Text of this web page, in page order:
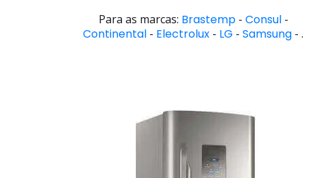
Para as marcas: Brastemp- Consul-
Continental - Electrolux - LG - Samsung - .